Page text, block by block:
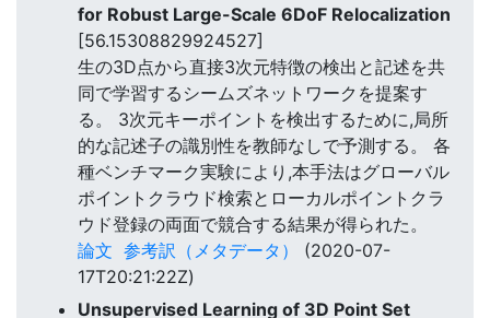
for Robust Large-Scale 6DoF Relocalization
[56.15308829924527]
生の3D点から直接3次元特徴の検出と記述を共
同で学習するシームズネットワークを提案す
る。 3次元キーポイントを検出するために,局所
的な記述子の識別性を教師なしで予測する。 各
種ベンチマーク実験により,本手法はグローバル
ポイントクラウド検索とローカルポイントクラ
ウド登録の両面で競合する結果が得られた。
論文 参考訳（メタデータ）
(2020-07-
17T20:21:22Z)
Unsupervised Learning of 3D Point Set